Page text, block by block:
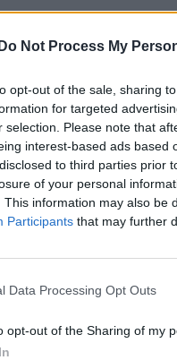
Not Process My
opt-out of the sale, sharing
for targeted
selection. Please note that
interest-based ads based
to third parties prior
of your personal
This information may also be
Participants that may further
Data Processing Opt Outs
opt-out of the Sharing of my